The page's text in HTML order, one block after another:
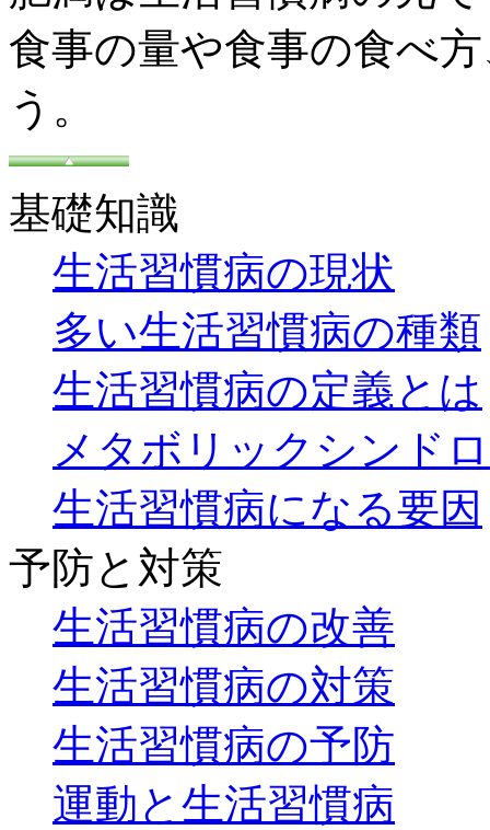
食事の量や食事の食べ
う。
基礎知識
生活習慣病の現状
多い生活習慣病の種類
生活習慣病の定義とは
メタボリックシンド
生活習慣病になる要因
予防と対策
生活習慣病の改善
生活習慣病の対策
生活習慣病の予防
運動と生活習慣病